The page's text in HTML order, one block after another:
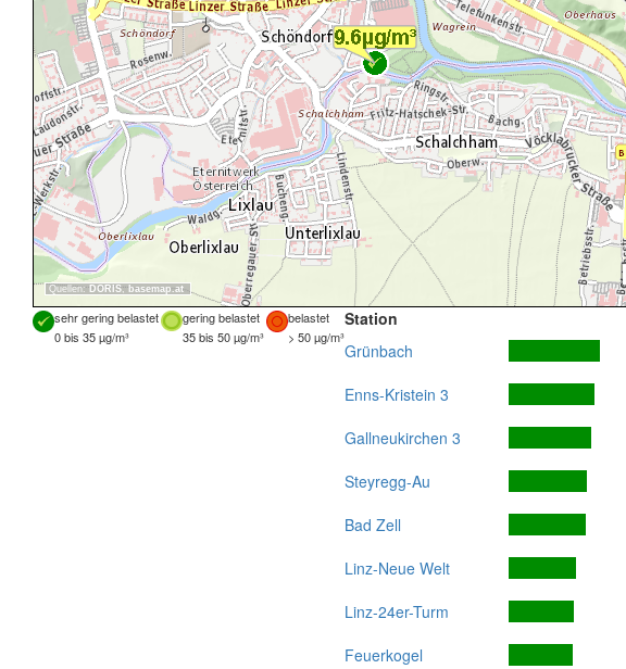
Quellen: DORIS, basemap.at
sehr gering belastet gering belastet
belastet
0 bis 35 µg/m³
35 bis 50 µg/m³ > 50 µg/m³
Station
Grünbach
Enns-Kristein 3
Gallneukirchen 3
Steyregg-Au
Bad Zell
Linz-Neue Welt
Linz-24er-Turm
Feuerkogel